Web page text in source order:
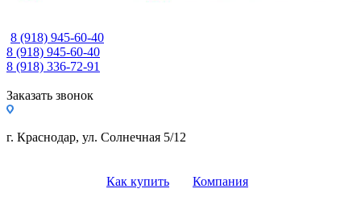
8 (918) 945-60-40
8 (918) 945-60-40
8 (918) 336-72-91
Заказать звонок
г. Краснодар, ул. Солнечная 5/12
Как купить
Компания